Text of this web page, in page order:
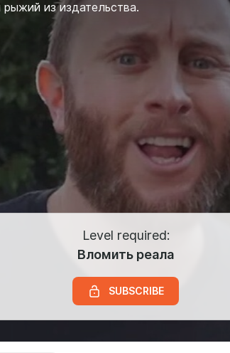
из издательства.
Level required:
Вломить реала
SUBSCRIBE